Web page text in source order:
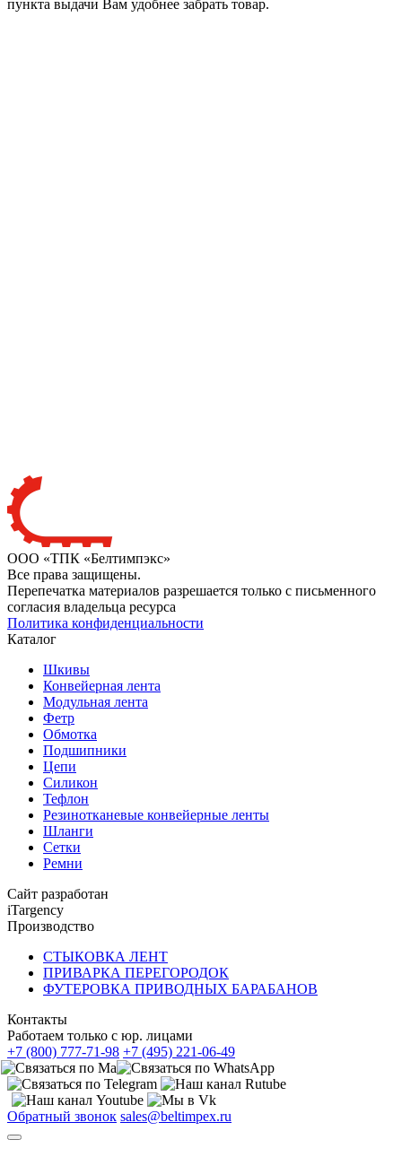
пункта выдачи Вам удобнее забрать товар.
ООО «ТПК «Белтимпэкс»
Все права защищены.
Перепечатка материалов разрешается только с письменного
согласия владельца ресурса
Политика конфиденциальности
Каталог
Шкивы
Конвейерная лента
Модульная лента
Фетр
Обмотка
Подшипники
Цепи
Силикон
Тефлон
Резинотканевые конвейерные ленты
Шланги
Сетки
Ремни
Сайт разработан
iTargency
Производство
СТЫКОВКА ЛЕНТ
ПРИВАРКА ПЕРЕГОРОДОК
ФУТЕРОВКА ПРИВОДНЫХ БАРАБАНОВ
Контакты
Работаем только с юр. лицами
+7 (800) 777-71-98 +7 (495) 221-06-49
Обратный звонок sales@beltimpex.ru